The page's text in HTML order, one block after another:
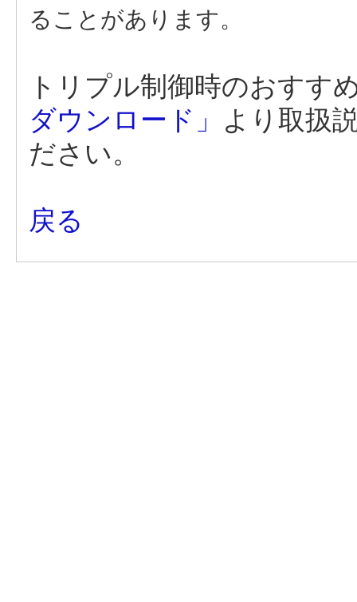
ることがあります。
トリプル制御時のおすす
ダウンロード」
より取扱
ださい。
戻る